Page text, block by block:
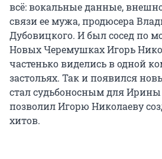
всё: вокальные данные,
связи ее мужа, продюсера
Дубовицкого. И был сосед по
Новых Черемушках Игорь
частенько виделись в одной
застольях. Так и появился
стал судьбоносным для
позволил Игорю Николаеву
хитов.